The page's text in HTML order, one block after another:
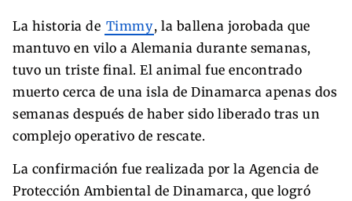
La historia de Timmy, la ballena jorobada que
mantuvo en vilo a Alemania durante semanas,
tuvo un triste final. El animal fue encontrado
muerto cerca de una isla de Dinamarca apenas dos
semanas después de haber sido liberado tras un
complejo operativo de rescate.
La confirmación fue realizada por la Agencia de
Protección Ambiental de Dinamarca, que logró